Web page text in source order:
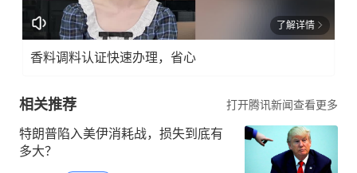
了解详情
香料调料认证快速办理，省心
相关推荐 打开腾讯新闻查看更多
特朗普陷入美伊消耗战，损失到底有
多大？